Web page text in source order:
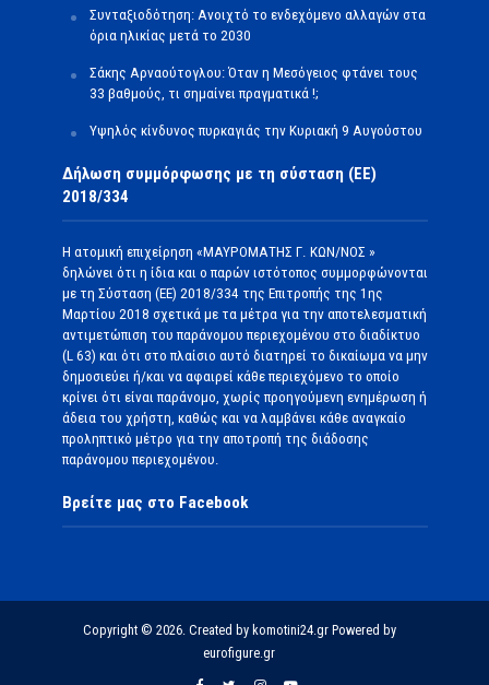
Συνταξιοδότηση: Ανοιχτό το ενδεχόμενο αλλαγών στα
όρια ηλικίας μετά το 2030
Σάκης Αρναούτογλου: Όταν η Μεσόγειος φτάνει τους
33 βαθμούς, τι σημαίνει πραγματικά !;
Υψηλός κίνδυνος πυρκαγιάς την Κυριακή 9 Αυγούστου
Δήλωση συμμόρφωσης με τη σύσταση (ΕΕ)
2018/334
Η ατομική επιχείρηση «ΜΑΥΡΟΜΑΤΗΣ Γ. ΚΩΝ/ΝΟΣ »
δηλώνει ότι η ίδια και ο παρών ιστότοπος συμμορφώνονται
με τη Σύσταση (ΕΕ) 2018/334 της Επιτροπής της 1ης
Μαρτίου 2018 σχετικά με τα μέτρα για την αποτελεσματική
αντιμετώπιση του παράνομου περιεχομένου στο διαδίκτυο
(L 63) και ότι στο πλαίσιο αυτό διατηρεί το δικαίωμα να μην
δημοσιεύει ή/και να αφαιρεί κάθε περιεχόμενο το οποίο
κρίνει ότι είναι παράνομο, χωρίς προηγούμενη ενημέρωση ή
άδεια του χρήστη, καθώς και να λαμβάνει κάθε αναγκαίο
προληπτικό μέτρο για την αποτροπή της διάδοσης
παράνομου περιεχομένου.
Βρείτε μας στο Facebook
Copyright © 2026. Created by komotini24.gr Powered by
eurofigure.gr